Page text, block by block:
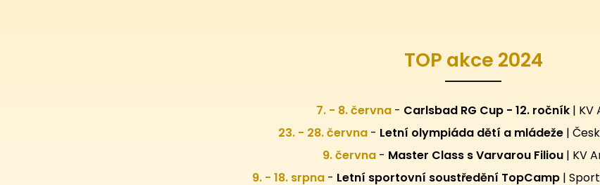
TOP akce 2024
7. - 8. června - Carlsbad RG Cup - 12. ročník | KV
23. - 28. června - Letní olympiáda dětí a mládeže |
9. června - Master Class s Varvarou Filiou | KV
9. - 18. srpna - Letní sportovní soustředění TopCamp|